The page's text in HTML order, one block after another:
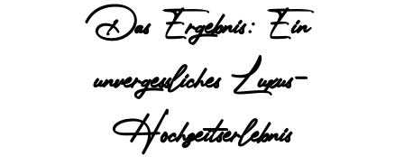
Das Ergebnis: Ein
unvergessliches Luxus-
Hochzeitserlebnis